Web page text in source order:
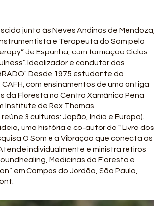
junto às Neves Andinas de Mendoza,
e Terapeuta do Som pela
de Espanha, com formação Ciclos
Idealizador e condutor das
Desde 1975 estudante da
com ensinamentos de uma antiga
da Floresta no Centro Xamânico Pena
Institute de Rex Thomas.
3 culturas: Japão, India e Europa).
uma história e co-autor do " Livro dos
O Som e a Vibração que conecta as
individualmente e ministra retiros
Medicinas da Floresta e
em Campos do Jordão, São Paulo,